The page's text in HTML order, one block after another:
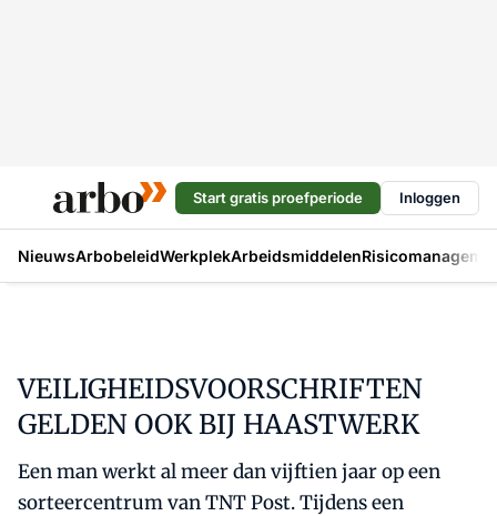
Start gratis proefperiode Inloggen
NieuwsArbobeleidWerkplekArbeidsmiddelen
VEILIGHEIDSVOORSCHRIFTEN
GELDEN OOK BIJ HAASTWERK
Een man werkt al meer dan vijftien jaar op een
sorteercentrum van TNT Post. Tijdens een